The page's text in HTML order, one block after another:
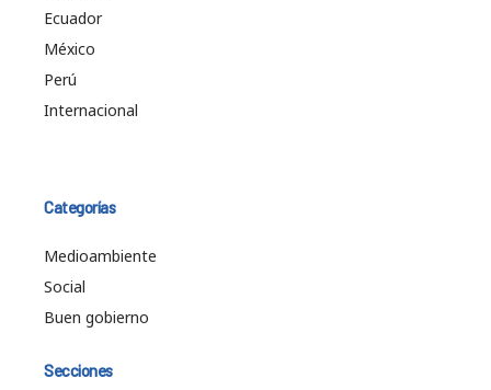
Ecuador
México
Perú
Internacional
Categorías
Medioambiente
Social
Buen gobierno
Secciones